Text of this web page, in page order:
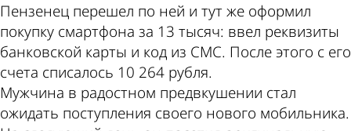
Пензенец перешел по ней и тут же оформил
покупку смартфона за 13 тысяч: ввел реквизиты
банковской карты и код из СМС. После этого с его
счета списалось 10 264 рубля.
Мужчина в радостном предвкушении стал
ожидать поступления своего нового мобильника.